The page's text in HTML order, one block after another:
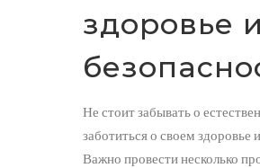
здоровье и
Не стоит забывать о
заботиться о своем здоровье
Важно провести несколько